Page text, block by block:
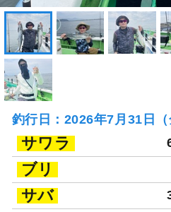
釣行日：2026年7月31日（
サワラ
ブリ
サバ